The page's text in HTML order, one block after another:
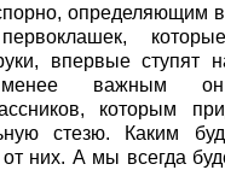
определяющим в
впервые ступят
важным
которым
стезю. Каким
от них. А мы всегда